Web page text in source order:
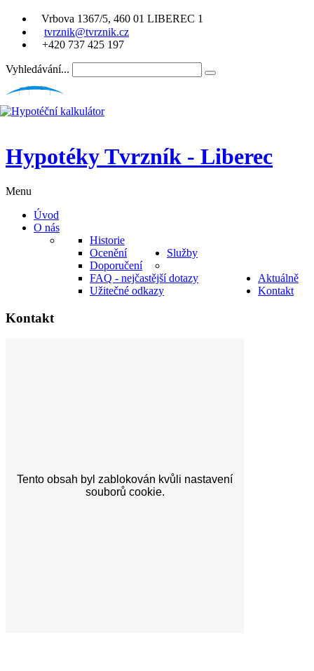
Vrbova 1367/5, 460 01 LIBEREC 1
tvrznik@tvrznik.cz
+420 737 425 197
Vyhledávání...
Hypotéky Tvrzník - Liberec
Menu
Úvod
O nás
Historie
Ocenění
Doporučení
Služby
FAQ - nejčastější dotazy
Užitečné odkazy
Aktuálně
Kontakt
Kontakt